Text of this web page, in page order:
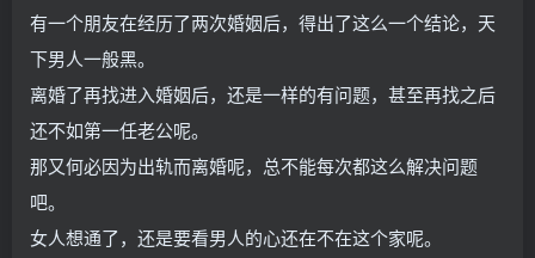
有一个朋友在经历了两次婚姻后，得出了这么一个结论，天
下男人一般黑。
离婚了再找进入婚姻后，还是一样的有问题，甚至再找之后
还不如第一任老公呢。
那又何必因为出轨而离婚呢，总不能每次都这么解决问题
吧。
女人想通了，还是要看男人的心还在不在这个家呢。